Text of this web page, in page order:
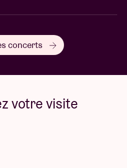
concerts
votre visite